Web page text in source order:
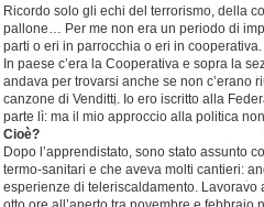
Ricordo solo gli echi del terrorismo, della
pallone… Per me non era un periodo di
parti o eri in parrocchia o eri in
In paese c’era la Cooperativa e sopra la
andava per trovarsi anche se non c’erano
canzone di Venditti. Io ero iscritto alla
parte lì: ma il mio approccio alla politica
Cioè?
Dopo l’apprendistato, sono stato assunto
termo-sanitari e che aveva molti cantieri:
esperienze di teleriscaldamento. Lavoravo